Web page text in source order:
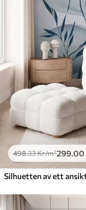
498.33Kr/m²299.00